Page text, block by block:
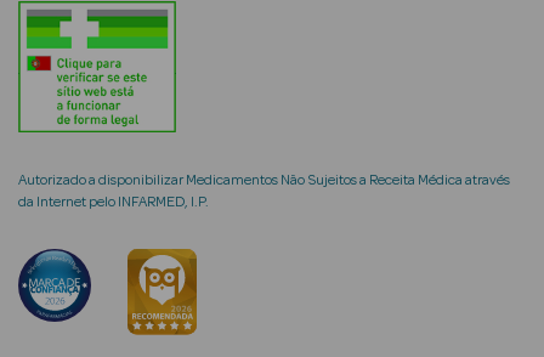
Ver Tudo
Cosmética
Rosto
Séruns Faciais
Creme de Olhos
Anti-
envelhecimento
Autorizado a disponibilizar Medicamentos Não Sujeitos a Receita Médica através
da Internet pelo INFARMED, I.P.